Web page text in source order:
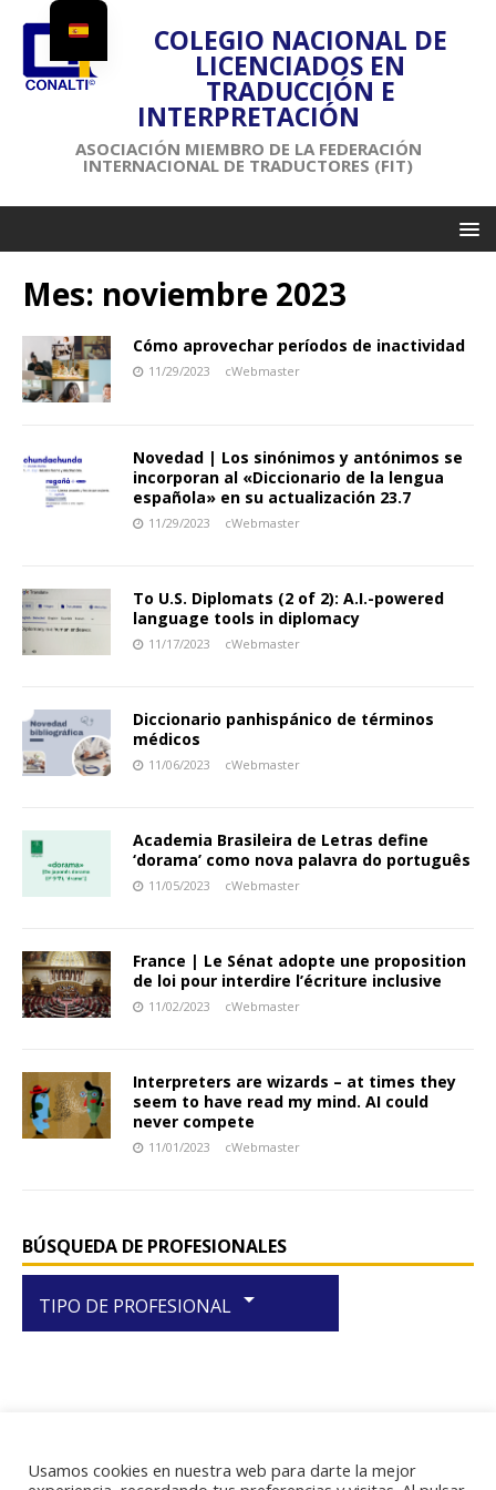
COLEGIO NACIONAL DE
LICENCIADOS EN
TRADUCCIÓN E
INTERPRETACIÓN
ASOCIACIÓN MIEMBRO DE LA FEDERACIÓN
INTERNACIONAL DE TRADUCTORES (FIT)
Mes: noviembre 2023
Cómo aprovechar períodos de inactividad
11/29/2023 cWebmaster
Novedad | Los sinónimos y antónimos se
incorporan al «Diccionario de la lengua
española» en su actualización 23.7
11/29/2023 cWebmaster
To U.S. Diplomats (2 of 2): A.I.-powered
language tools in diplomacy
11/17/2023 cWebmaster
Diccionario panhispánico de términos
médicos
11/06/2023 cWebmaster
Academia Brasileira de Letras define
‘dorama’ como nova palavra do português
11/05/2023 cWebmaster
France | Le Sénat adopte une proposition
de loi pour interdire l’écriture inclusive
11/02/2023 cWebmaster
Interpreters are wizards – at times they
seem to have read my mind. AI could
never compete
11/01/2023 cWebmaster
BÚSQUEDA DE PROFESIONALES
TIPO DE PROFESIONAL arrow_drop_down
RIF J-29438867-1
Usamos cookies en nuestra web para darte la mejor